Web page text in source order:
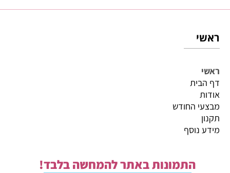
ראשי
ראשי
דף הבית
אודות
מבצעי החודש
תקנון
מידע נוסף
התמונות באתר להמחשה בלבד!